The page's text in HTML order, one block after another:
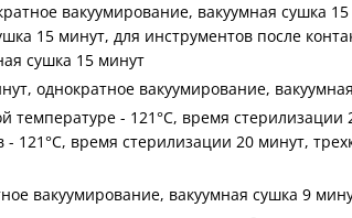
вакуумирование, вакуумная сушка
15 минут, для инструментов после
сушка 15 минут
однократное вакуумирование,
- 121°С, время стерилизации
время стерилизации 20 минут,
вакуумирование, вакуумная сушка 9